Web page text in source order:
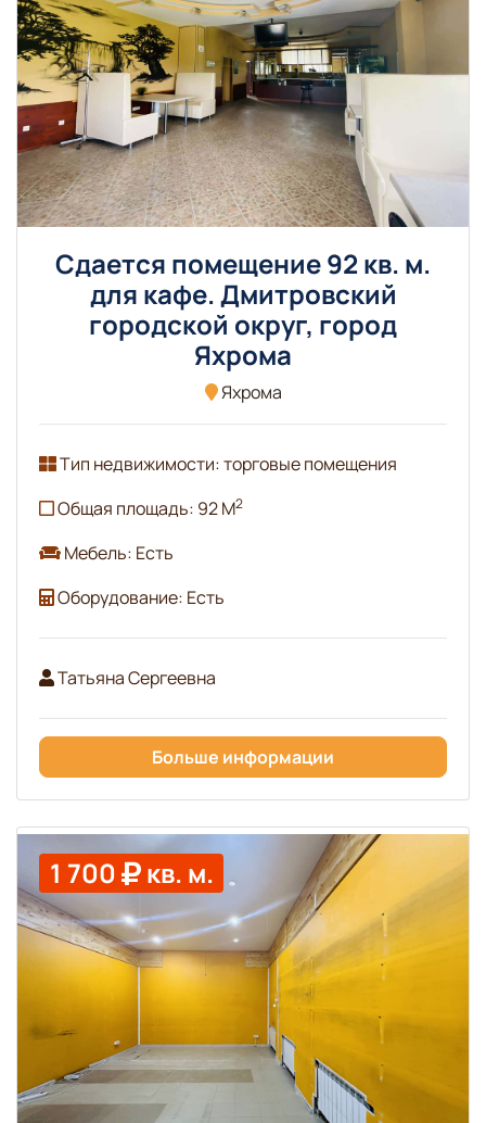
Сдается помещение 92 кв. м.
для кафе. Дмитровский
городской округ, город
Яхрома
Яхрома
Тип недвижимости: торговые помещения
Общая площадь: 92 М2
Мебель: Есть
Оборудование: Есть
Татьяна Сергеевна
Больше информации
1 700 кв. м.